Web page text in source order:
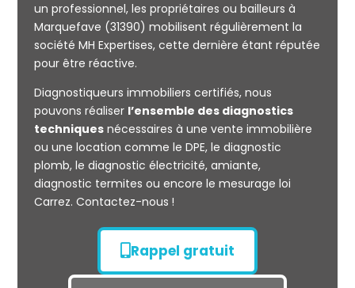
Mesurage
CARREZ
un professionnel, les propriétaires ou bailleurs à
Marquefave (31390) mobilisent régulièrement la
société MH Expertises, cette dernière étant réputée
pour être réactive.
Diagnostiqueurs immobiliers certifiés, nous
pouvons réaliser l’ensemble des diagnostics
techniquesnécessaires à une vente immobilière
ou une location comme le DPE, le diagnostic
plomb, le diagnostic électricité, amiante,
diagnostic termites ou encore le mesurage loi
Carrez. Contactez-nous !
Rappel gratuit